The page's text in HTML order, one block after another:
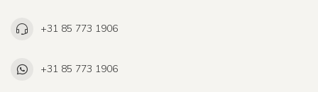
+31 85 773 1906
+31 85 773 1906